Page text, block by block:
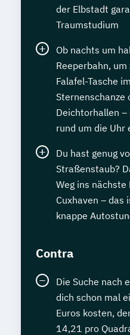
der Elbstadt
Traumstudium
Ob nachts um
Reeperbahn,
Falafel-Tasche
Sternenschanze
Deichtorhallen –
rund um die Uhr
Du hast genug
Straßenstaub?
Weg ins
Cuxhaven – das
knappe
Contra
Die Suche nach
dich schon mal
Euros kosten,
14,21 pro